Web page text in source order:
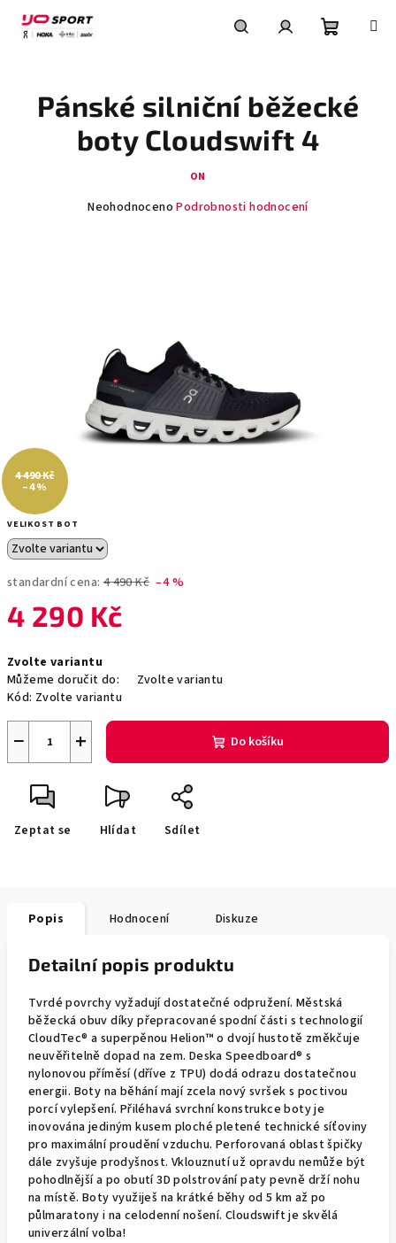
obsah
košík
VELIKOST BOT
standardní cena: 4 490 Kč –4 %
4 290 Kč
cena:
Zvolte variantu
Můžeme doručit do:
Zvolte variantu
Kód: Zvolte variantu
+
− Do košíku
Zeptat se Hlídat Sdílet
Pánské silniční běžecké
boty Cloudswift 4
ON
Průměrné
Neohodnoceno Podrobnosti hodnocení
4 490 Kč
–4 %
Popis Hodnocení Diskuze
Detailní popis produktu
Tvrdé povrchy vyžadují dostatečné odpružení. Městská
běžecká obuv díky přepracované spodní části s technologií
CloudTec® a superpěnou Helion™ o dvojí hustotě změkčuje
neuvěřitelně dopad na zem. Deska Speedboard® s
nylonovou příměsí (dříve z TPU) dodá odrazu dostatečnou
energii. Boty na běhání mají zcela nový svršek s poctivou
porcí vylepšení. Přiléhavá svrchní konstrukce boty je
inovována jediným kusem ploché pletené technické síťoviny
pro maximální proudění vzduchu. Perforovaná oblast špičky
dále zvyšuje prodyšnost. Vklouznutí už opravdu nemůže být
pohodlnější a po obutí 3D polstrování paty pevně drží nohu
na místě. Boty využiješ na krátké běhy od 5 km až po
půlmaratony i na celodenní nošení. Cloudswift je skvělá
univerzální volba!